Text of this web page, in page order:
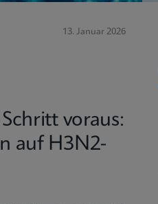
13. Januar 2026
voraus:
auf H3N2-